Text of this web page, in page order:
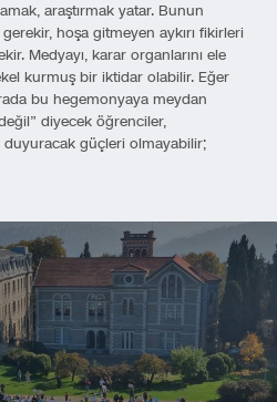
araştırmak yatar. Bunun
hoşa gitmeyen aykırı fikirleri
Medyayı, karar organlarını ele
kurmuş bir iktidar olabilir. Eğer
bu hegemonyaya meydan
diyecek öğrenciler,
duyuracak güçleri olmayabilir;